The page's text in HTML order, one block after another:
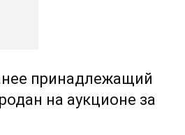
принадлежащий
на аукционе за